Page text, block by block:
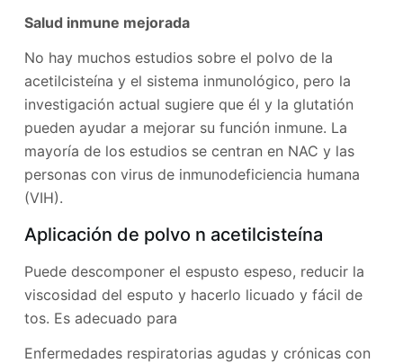
Salud inmune mejorada
No hay muchos estudios sobre el polvo de la
acetilcisteína y el sistema inmunológico, pero la
investigación actual sugiere que él y la glutatión
pueden ayudar a mejorar su función inmune. La
mayoría de los estudios se centran en NAC y las
personas con virus de inmunodeficiencia humana
(VIH).
Aplicación de polvo n acetilcisteína
Puede descomponer el espusto espeso, reducir la
viscosidad del esputo y hacerlo licuado y fácil de
tos. Es adecuado para
Enfermedades respiratorias agudas y crónicas con